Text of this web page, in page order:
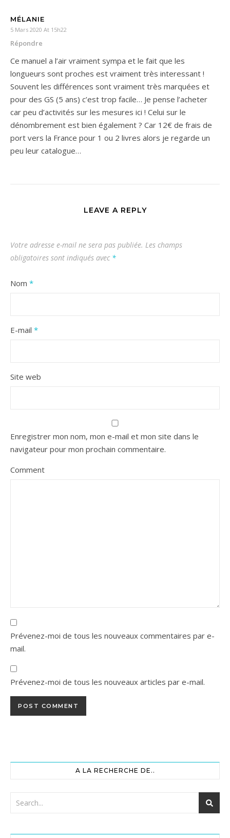
MÉLANIE
5 Mars 2020 At 15h22
Répondre
Ce manuel a l’air vraiment sympa et le fait que les
longueurs sont proches est vraiment très interessant !
Souvent les différences sont vraiment très marquées et
pour des GS (5 ans) c’est trop facile… Je pense l’acheter
car peu d’activités sur les mesures ici ! Celui sur le
dénombrement est bien également ? Car 12€ de frais de
port vers la France pour 1 ou 2 livres alors je regarde un
peu leur catalogue…
LEAVE A REPLY
Votre adresse e-mail ne sera pas publiée. Les champs
obligatoires sont indiqués avec *
Nom *
E-mail *
Site web
Enregistrer mon nom, mon e-mail et mon site dans le
navigateur pour mon prochain commentaire.
Comment
Prévenez-moi de tous les nouveaux commentaires par e-
mail.
Prévenez-moi de tous les nouveaux articles par e-mail.
A LA RECHERCHE DE..